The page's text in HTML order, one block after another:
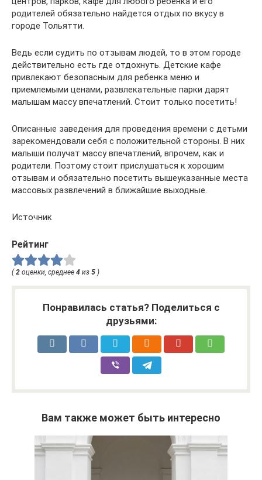
родителей обязательно найдется отдых по вкусу в
городе Тольятти.
Ведь если судить по отзывам людей, то в этом городе
действительно есть где отдохнуть. Детские кафе
привлекают безопасным для ребенка меню и
приемлемыми ценами, развлекательные парки дарят
малышам массу впечатлений. Стоит только посетить!
Описанные заведения для проведения времени с детьми
зарекомендовали себя с положительной стороны. В них
малыши получат массу впечатлений, впрочем, как и
родители. Поэтому стоит прислушаться к хорошим
отзывам и обязательно посетить вышеуказанные места
массовых развлечений в ближайшие выходные.
Источник
Рейтинг
( 2 оценки, среднее 4 из 5 )
Понравилась статья? Поделиться с
друзьями:
Вам также может быть интересно